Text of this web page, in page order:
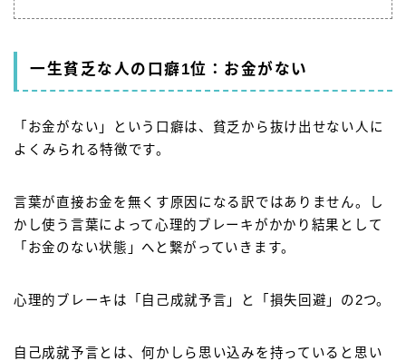
一生貧乏な人の口癖1位：お金がない
「お金がない」という口癖は、貧乏から抜け出せない人に
よくみられる特徴です。
言葉が直接お金を無くす原因になる訳ではありません。し
かし使う言葉によって心理的ブレーキがかかり結果として
「お金のない状態」へと繋がっていきます。
心理的ブレーキは「自己成就予言」と「損失回避」の2つ。
自己成就予言とは、何かしら思い込みを持っていると思い